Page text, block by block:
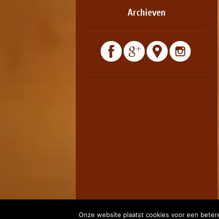
Archieven
Onze website plaatst cookies voor een